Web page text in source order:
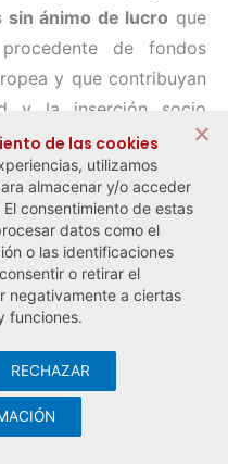
sin ánimo de lucro que
de fondos
y que contribuyan
y la inserción socio
Noticia siguiente →
Social y del Trabajo
de privacidad
web:Visualco
de las cookies
utilizamos
almacenar y/o acceder
consentimiento de estas
datos como el
o las identificaciones
o retirar el
negativamente a ciertas
funciones.
RECHAZAR